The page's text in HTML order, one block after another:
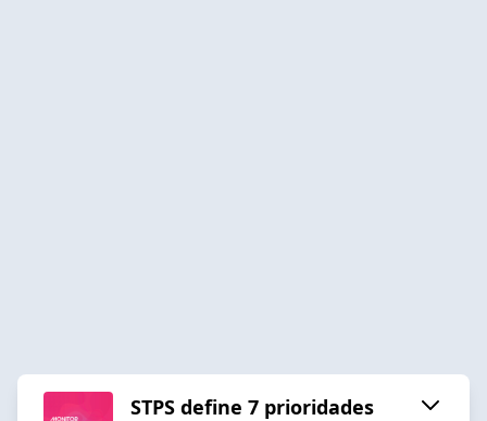
STPS define 7 prioridades